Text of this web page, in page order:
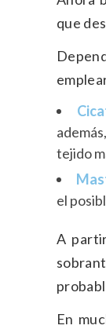
que
tejido
el
A
En